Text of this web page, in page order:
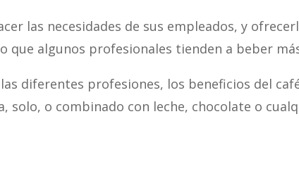
las necesidades de sus empleados, y
que algunos profesionales tienden a beber
diferentes profesiones, los beneficios del
solo, o combinado con leche, chocolate o